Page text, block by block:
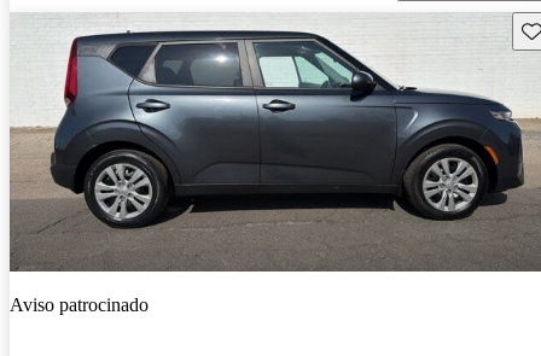
Aviso patrocinado